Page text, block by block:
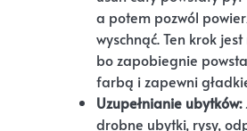
a potem pozwól
wyschnąć. Ten krok
bo zapobiegnie
farbą i zapewni
Uzupełnianie ubytków:
drobne ubytki, rysy,